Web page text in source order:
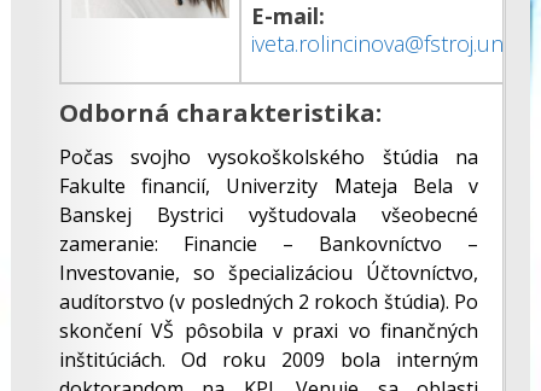
E-mail:
Odborná charakteristika:
Počas svojho vysokoškolského štúdia na
Fakulte financií, Univerzity Mateja Bela v
Banskej Bystrici vyštudovala všeobecné
zameranie: Financie – Bankovníctvo –
Investovanie, so špecializáciou Účtovníctvo,
audítorstvo (v posledných 2 rokoch štúdia). Po
skončení VŠ pôsobila v praxi vo finančných
inštitúciách. Od roku 2009 bola interným